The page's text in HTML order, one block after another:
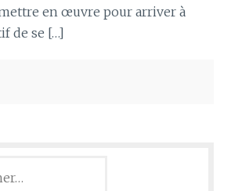
en œuvre pour arriver à
de se […]